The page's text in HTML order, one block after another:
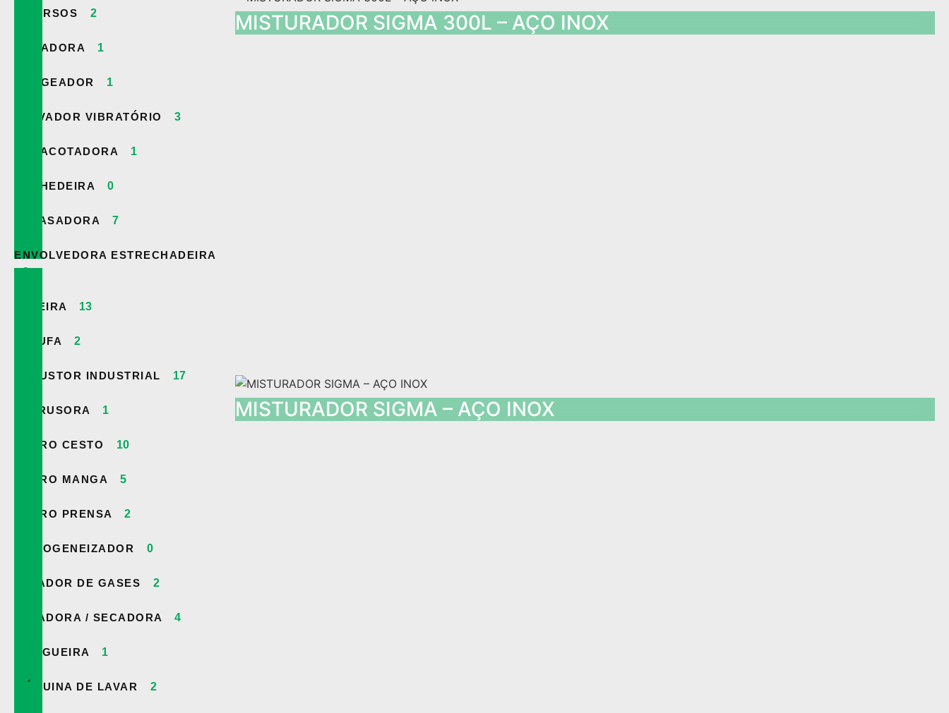
DIVERSOS 2
DOSADORA 1
DRAGEADOR 1
ELEVADOR VIBRATÓRIO 3
EMPACOTADORA 1
ENCHEDEIRA 0
ENVASADORA 7
ENVOLVEDORA ESTRECHADEIRA
2
ESTEIRA 13
ESTUFA 2
EXAUSTOR INDUSTRIAL 17
EXTRUSORA 1
FILTRO CESTO 10
FILTRO MANGA 5
FILTRO PRENSA 2
HOMOGENEIZADOR 0
LAVADOR DE GASES 2
LAVADORA / SECADORA 4
MANGUEIRA 1
MÁQUINA DE LAVAR 2
MISTURADOR SIGMA 300L – AÇO INOX
MISTURADOR SIGMA – AÇO INOX